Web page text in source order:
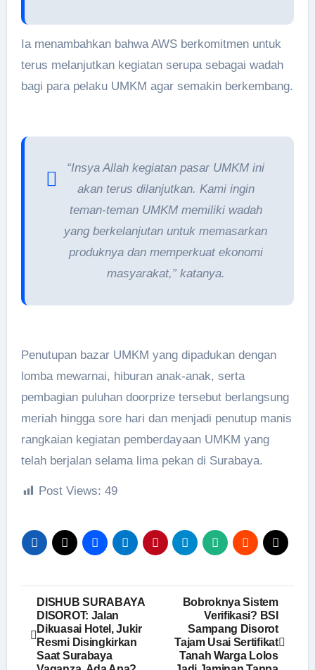
Ia menambahkan bahwa AWS berkomitmen untuk
terus melanjutkan kegiatan serupa sebagai wadah
bagi para pelaku UMKM agar semakin berkembang.
“Insya Allah kegiatan pasar UMKM ini
akan terus dilanjutkan. Kami ingin
teman-teman UMKM memiliki wadah
yang berkelanjutan untuk memasarkan
produknya dan memperkuat ekonomi
masyarakat,” katanya.
Penutupan bazar UMKM yang dipadukan dengan
lomba mewarnai, hiburan anak-anak, serta
pembagian puluhan doorprize tersebut berlangsung
meriah hingga sore hari dan menjadi penutup manis
rangkaian kegiatan pemberdayaan UMKM yang
telah berjalan selama lima pekan di Surabaya.
Post Views: 49
Navigasi
pos
DISHUB SURABAYA
DISOROT: Jalan
Dikuasai Hotel, Jukir
Resmi Disingkirkan
Saat Surabaya
Bobroknya Sistem
Verifikasi? BSI
Sampang Disorot
Tajam Usai Sertifikat
Tanah Warga Lolos